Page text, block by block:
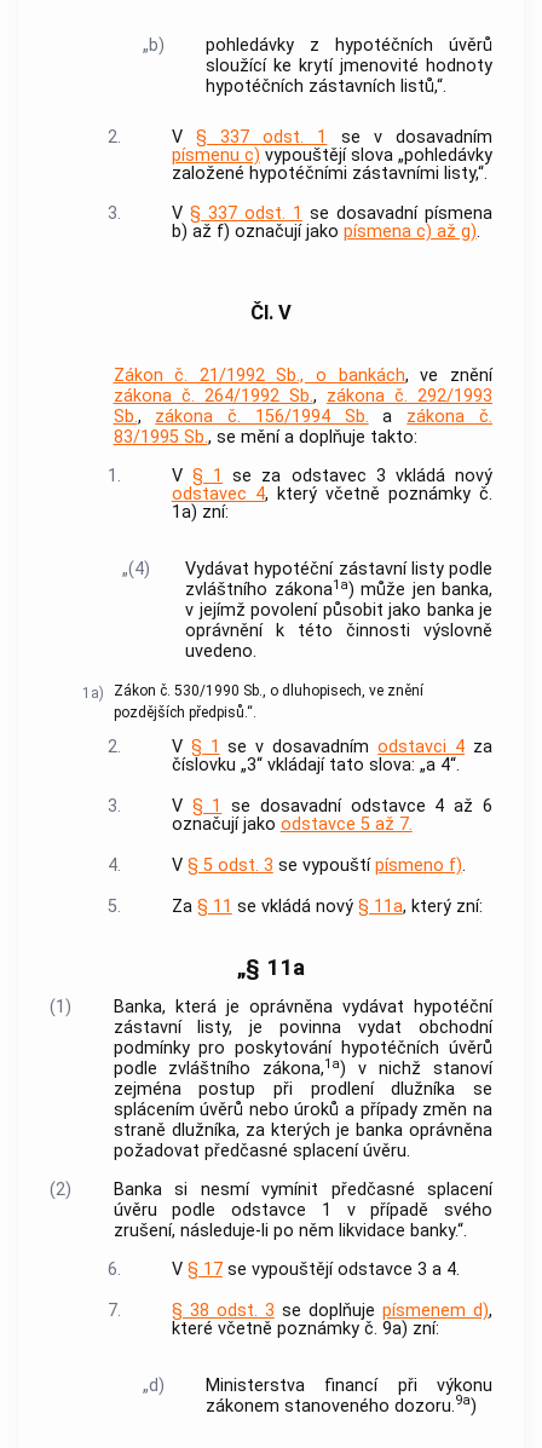
„b)
pohledávky z hypotéčních úvěrů
sloužící ke krytí jmenovité hodnoty
hypotéčních zástavních listů,“.
2. V § 337 odst. 1
se v dosavadním
písmenu c) vypouštějí slova „pohledávky
založené hypotéčními zástavními listy,“.
3.
V § 337 odst. 1 se dosavadní písmena
b) až f) označují jako písmena c) až g).
Čl. V
Zákon č. 21/1992 Sb., o bankách, ve znění
zákona č. 264/1992 Sb., zákona č. 292/1993
Sb., zákona č. 156/1994 Sb. a zákona č.
83/1995 Sb., se mění a doplňuje takto:
1.
V § 1
se za odstavec 3 vkládá nový
odstavec 4, který včetně poznámky č.
1a) zní:
„(4)
Vydávat hypotéční zástavní listy podle
zvláštního zákona1a) může jen banka,
v jejímž povolení působit jako banka je
oprávnění k této činnosti výslovně
uvedeno.
1a)
Zákon č. 530/1990 Sb., o dluhopisech, ve znění
pozdějších předpisů.“.
2. V § 1 se v dosavadnímodstavci 4 za
číslovku „3“ vkládají tato slova: „a 4“.
3.
V § 1
se dosavadní odstavce 4 až 6
označují jako odstavce 5 až 7.
4.
V § 5 odst. 3 se vypouštípísmeno f).
5.
Za § 11 se vkládá nový § 11a, který zní:
„§ 11a
(1)
Banka, která je oprávněna vydávat hypotéční
zástavní listy, je povinna vydat obchodní
podmínky pro poskytování hypotéčních úvěrů
podle zvláštního zákona,1a) v nichž stanoví
zejména postup při prodlení dlužníka se
splácením úvěrů nebo úroků a případy změn na
straně dlužníka, za kterých je banka oprávněna
požadovat předčasné splacení úvěru.
(2)
Banka si nesmí vymínit předčasné splacení
úvěru podle odstavce 1 v případě svého
zrušení, následuje-li po něm likvidace banky.“.
6.
V § 17se vypouštějí odstavce 3 a 4.
7.
§ 38 odst. 3 se doplňuje písmenem d),
které včetně poznámky č. 9a) zní:
„d)
Ministerstva financí při výkonu
zákonem stanoveného dozoru.9a)